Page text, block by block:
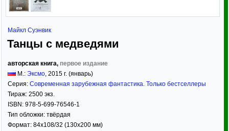
Майкл Суэнвик
Танцы с медведями
авторская книга, первое издание
М.: Эксмо, 2015 г. (январь)
Серия: Современная зарубежная фантастика. Только бестселлеры
Тираж: 2500 экз.
ISBN: 978-5-699-76546-1
Тип обложки: твёрдая
Формат: 84x108/32 (130x200 мм)